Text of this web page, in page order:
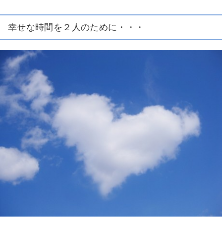
幸せな時間を２人のために・・・